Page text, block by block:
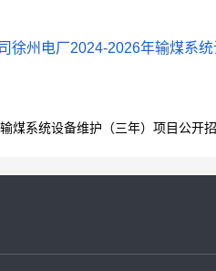
徐州电厂2024-2026年输煤系
煤系统设备维护（三年）项目公开